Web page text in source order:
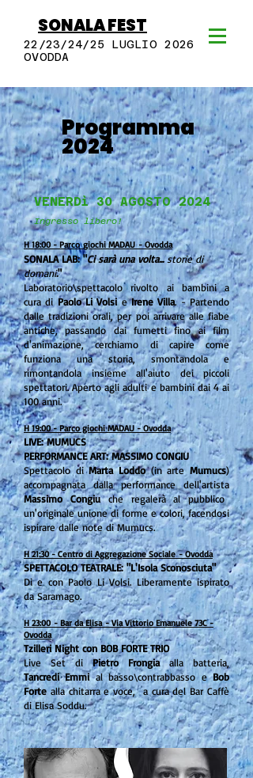
SONALA FEST
22/23/24/25 LUGLIO 2026
OVODDA
Programma
2024
VENERDì 30 AGOSTO 2024
Ingresso libero!
H 18:00 - Parcogiochi MADAU- Ovodda
SONALA LAB: "Ci sarà una volta...storie di
domani."
Laboratorio\spettacolo rivolto ai bambini a
cura diPaolo Li VolsieIrene Villa. - Partendo
dalle tradizioni orali, per poi arrivare alle fiabe
antiche, passando dai fumetti fino ai film
d'animazione, cerchiamo di capire come
funziona una storia, smontandola e
rimontandola insieme all'aiuto dei piccoli
spettatori. Aperto agli adulti e bambini dai 4 ai
100 anni.
H 19:00 - Parco giochi MADAU - Ovodda
LIVE: MUMUCS
PERFORMANCE ART: MASSIMO CONGIU
Spettacolo diMarta Loddo(in arteMumucs)
accompagnata dalla performance
dell'artista
Massimo Congiuche regalerà al pubblico
un'originale unione di forme e colori, facendosi
ispirare dalle note di Mumucs.
H 21:30 - Centro di Aggregazione Sociale- Ovodda
SPETTACOLO TEATRALE: "L'Isola Sconosciuta"
Di e con Paolo Li Volsi. Liberamente ispirato
daSaramago.
H 23:00- Bar da Elisa- Via Vittorio Emanuele 73C -
Ovodda
Tzilleri Night con BOB FORTE TRIO
Live Set diPietro Frongiaalla batteria,
Tancredi Emmial basso\contrabbasso eBob
Fortealla chitarra e voce, a cura del Bar Caffè
di Elisa Soddu.